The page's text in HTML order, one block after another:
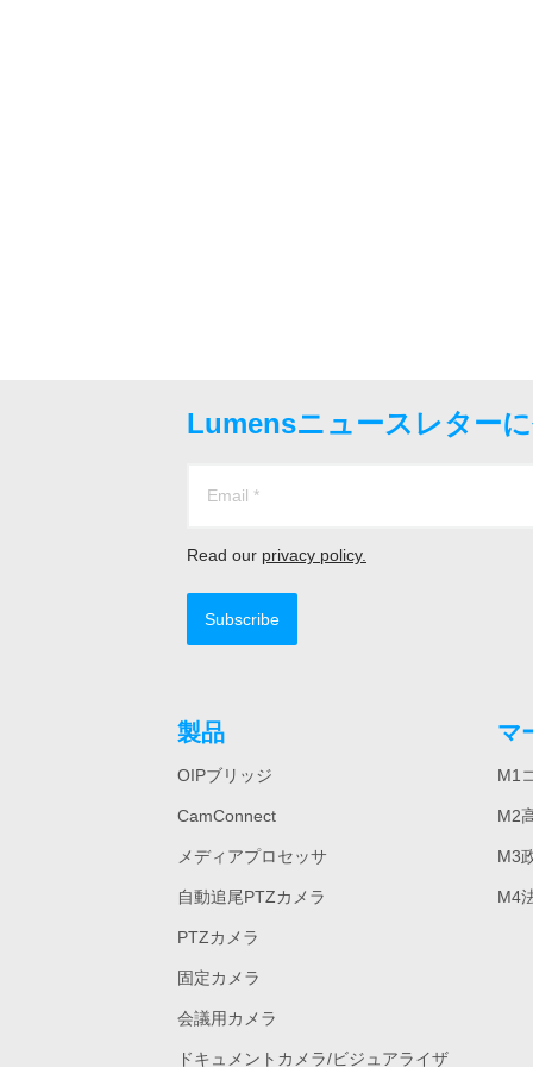
Lumensニュースレター
Read our privacy policy.
Subscribe
製品
OIPブリッジ
CamConnect
メディアプロセッサ
自動追尾PTZカメラ
PTZカメラ
固定カメラ
会議用カメラ
ドキュメントカメラ/ビジュアライザ
マ
M1
M2
M3
M4